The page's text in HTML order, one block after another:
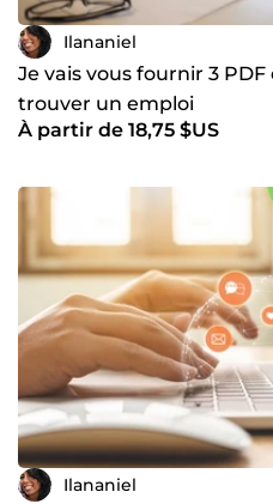
Ilananiel
Je vais vous fournir 3
trouver un emploi
À partir de 18,75 $US
Ilananiel